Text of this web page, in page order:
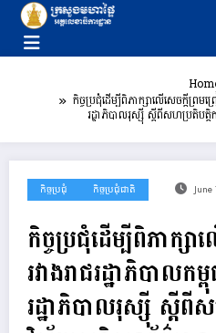
content
កិច្ចប្រជុំដើម្បីពិភាក្សាលើសេចក្ដីព្រម
រដ្ឋាភិបាលរុស្ស៊ី ស្ដីពីសហប្រតិបត្
កិច្ចប្រជុំ កិច្ចប្រជុំជាតិ
កិច្ចប្រជុំដើម្បីពិភាក្ស
រវាងរាជរដ្ឋាភិបាលក
រដ្ឋាភិបាលរុស្ស៊ី ស្ដីពី